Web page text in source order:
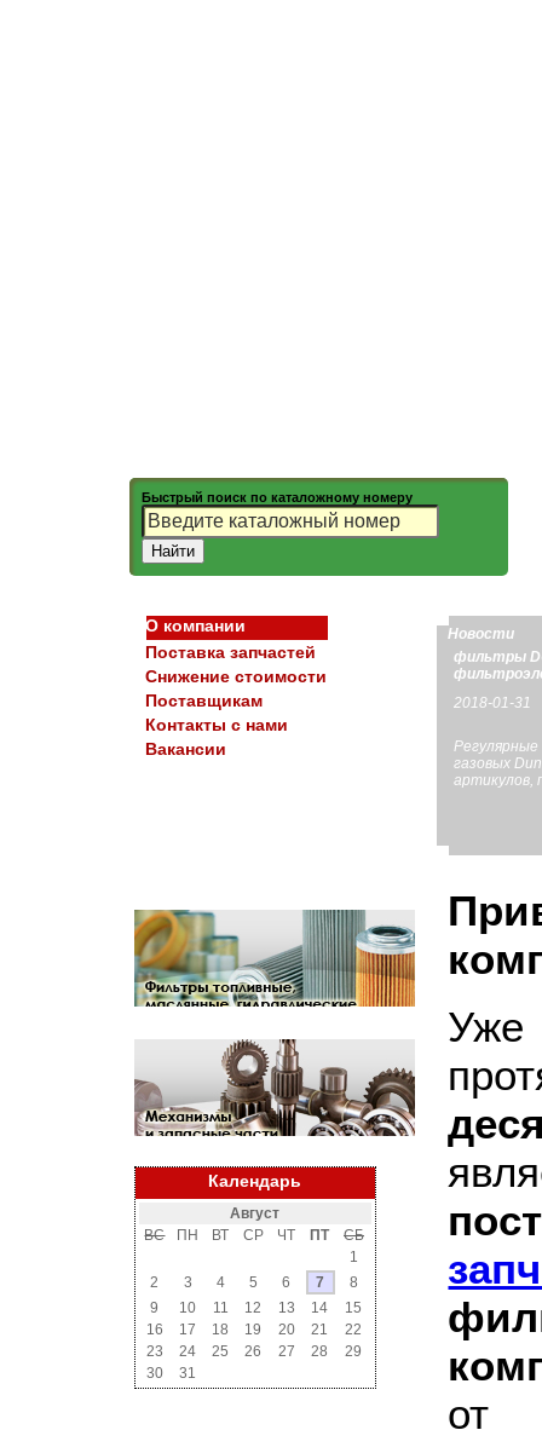
Быстрый поиск по каталожному номеру
О компании
Поставка запчастей
Снижение стоимости
Поставщикам
Контакты с нами
Вакансии
Календарь
Август
ВС
ПН ВТ СР ЧТ ПТ
СБ
1
2
3 4 5 6 7
8
9
10 11 12 13 14
15
16
17 18 19 20 21
22
23
24 25 26 27 28
29
30
31
Новости
фильтры
2018-01-31
газовых
артикулов,
от